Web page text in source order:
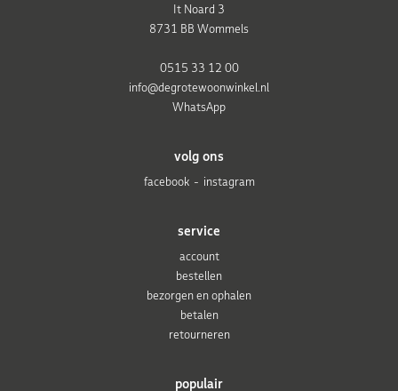
populair
service
account
bestellen
bezorgen en ophalen
betalen
retourneren
volg ons
facebook
instagram
It Noard 3
8731 BB Wommels
0515 33 12 00
info@degrotewoonwinkel.nl
WhatsApp